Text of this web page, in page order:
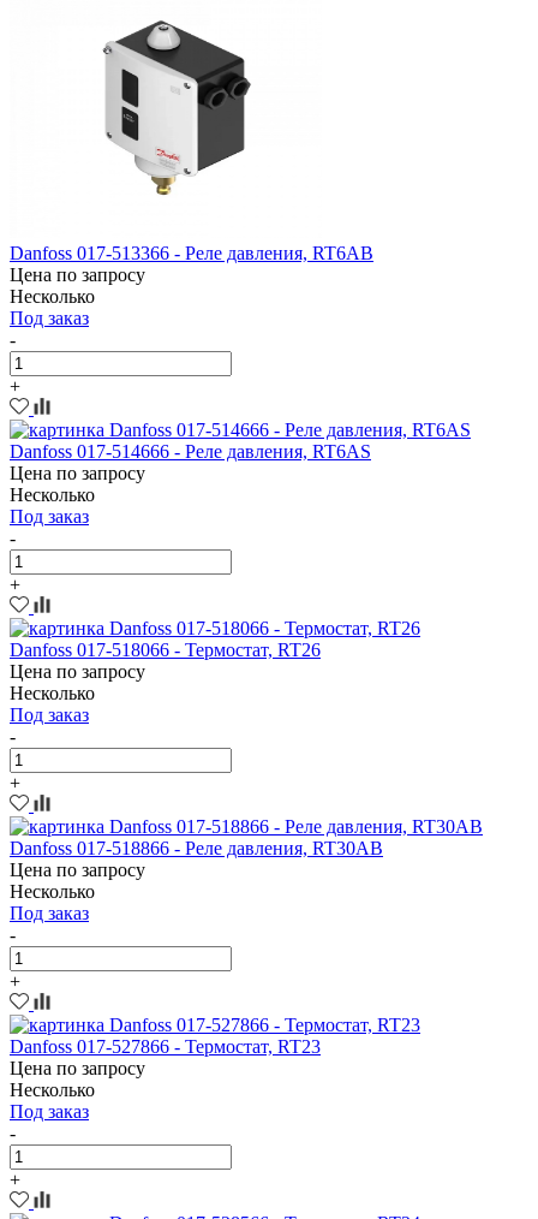
Danfoss 017-513366 - Реле давления, RT6AB
Цена по запросу
Несколько
Под заказ
-
+
Danfoss 017-514666 - Реле давления, RT6AS
Цена по запросу
Несколько
Под заказ
-
+
Danfoss 017-518066 - Термостат, RT26
Цена по запросу
Несколько
Под заказ
-
+
Danfoss 017-518866 - Реле давления, RT30AB
Цена по запросу
Несколько
Под заказ
-
+
Danfoss 017-527866 - Термостат, RT23
Цена по запросу
Несколько
Под заказ
-
+